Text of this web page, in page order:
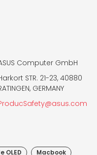
Computer GmbH
STR. 21-23, 40880
GERMANY
OLED Macbook